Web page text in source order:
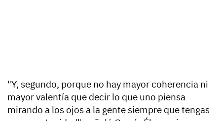
"Y, segundo, porque no hay mayor coherencia ni
mayor valentía que decir lo que uno piensa
mirando a los ojos a la gente siempre que tengas